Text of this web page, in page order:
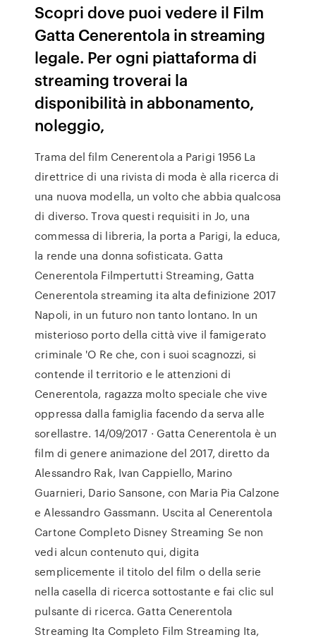
Scopri dove puoi vedere il Film
Gatta Cenerentola in streaming
legale. Per ogni piattaforma di
streaming troverai la
disponibilità in abbonamento,
noleggio,
Trama del film Cenerentola a Parigi 1956 La
direttrice di una rivista di moda è alla ricerca di
una nuova modella, un volto che abbia qualcosa
di diverso. Trova questi requisiti in Jo, una
commessa di libreria, la porta a Parigi, la educa,
la rende una donna sofisticata. Gatta
Cenerentola Filmpertutti Streaming, Gatta
Cenerentola streaming ita alta definizione 2017
Napoli, in un futuro non tanto lontano. In un
misterioso porto della città vive il famigerato
criminale 'O Re che, con i suoi scagnozzi, si
contende il territorio e le attenzioni di
Cenerentola, ragazza molto speciale che vive
oppressa dalla famiglia facendo da serva alle
sorellastre. 14/09/2017 · Gatta Cenerentola è un
film di genere animazione del 2017, diretto da
Alessandro Rak, Ivan Cappiello, Marino
Guarnieri, Dario Sansone, con Maria Pia Calzone
e Alessandro Gassmann. Uscita al Cenerentola
Cartone Completo Disney Streaming Se non
vedi alcun contenuto qui, digita
semplicemente il titolo del film o della serie
nella casella di ricerca sottostante e fai clic sul
pulsante di ricerca. Gatta Cenerentola
Streaming Ita Completo Film Streaming Ita,